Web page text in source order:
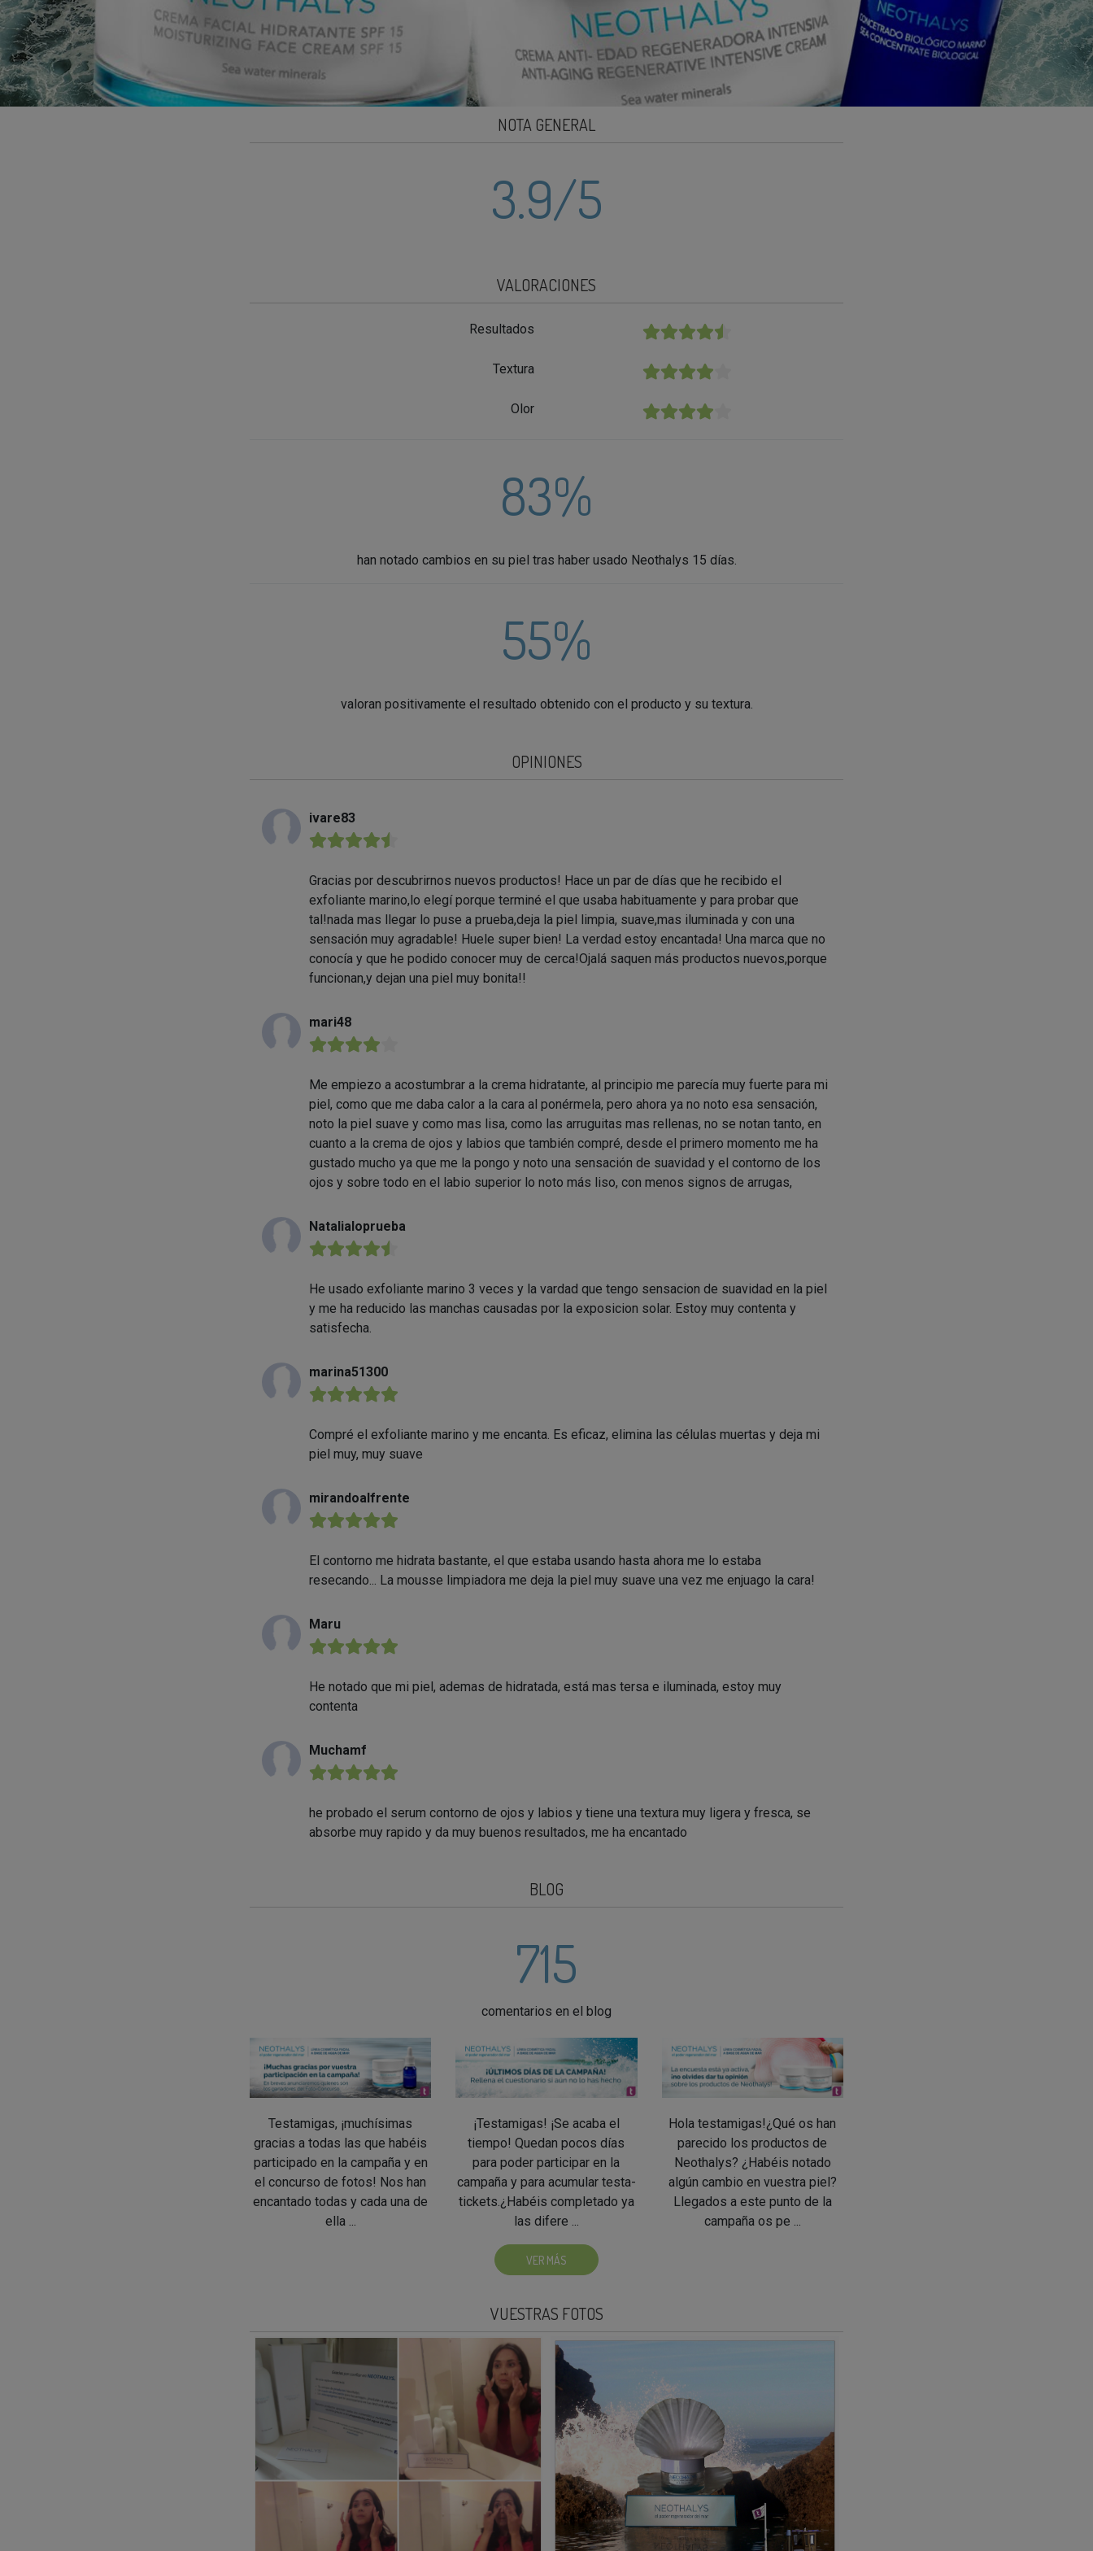
NOTA GENERAL
3.9/5
VALORACIONES
Resultados ★★★★★
Textura ★★★★★
Olor ★★★★★
83%
han notado cambios en su piel tras haber usado Neothalys 15 días.
55%
valoran positivamente el resultado obtenido con el producto y su textura.
OPINIONES
ivare83
★★★★★
Gracias por descubrirnos nuevos productos! Hace un par de días que he recibido el
exfoliante marino,lo elegí porque terminé el que usaba habituamente y para probar que
tal!nada mas llegar lo puse a prueba,deja la piel limpia, suave,mas iluminada y con una
sensación muy agradable! Huele super bien! La verdad estoy encantada! Una marca que no
conocía y que he podido conocer muy de cerca!Ojalá saquen más productos nuevos,porque
funcionan,y dejan una piel muy bonita!!
mari48
★★★★★
Me empiezo a acostumbrar a la crema hidratante, al principio me parecía muy fuerte para mi
piel, como que me daba calor a la cara al ponérmela, pero ahora ya no noto esa sensación,
noto la piel suave y como mas lisa, como las arruguitas mas rellenas, no se notan tanto, en
cuanto a la crema de ojos y labios que también compré, desde el primero momento me ha
gustado mucho ya que me la pongo y noto una sensación de suavidad y el contorno de los
ojos y sobre todo en el labio superior lo noto más liso, con menos signos de arrugas,
Natalialoprueba
★★★★★
He usado exfoliante marino 3 veces y la vardad que tengo sensacion de suavidad en la piel
y me ha reducido las manchas causadas por la exposicion solar. Estoy muy contenta y
satisfecha.
marina51300
★★★★★
Compré el exfoliante marino y me encanta. Es eficaz, elimina las células muertas y deja mi
piel muy, muy suave
mirandoalfrente
★★★★★
El contorno me hidrata bastante, el que estaba usando hasta ahora me lo estaba
resecando... La mousse limpiadora me deja la piel muy suave una vez me enjuago la cara!
Maru
★★★★★
He notado que mi piel, ademas de hidratada, está mas tersa e iluminada, estoy muy
contenta
Muchamf
★★★★★
he probado el serum contorno de ojos y labios y tiene una textura muy ligera y fresca, se
absorbe muy rapido y da muy buenos resultados, me ha encantado
BLOG
715
comentarios en el blog
Testamigas, ¡muchísimas
gracias a todas las que habéis
participado en la campaña y en
el concurso de fotos! Nos han
encantado todas y cada una de
ella ...
¡Testamigas! ¡Se acaba el
tiempo! Quedan pocos días
para poder participar en la
campaña y para acumular testa-
tickets.¿Habéis completado ya
las difere ...
Hola testamigas!¿Qué os han
parecido los productos de
Neothalys? ¿Habéis notado
algún cambio en vuestra piel?
Llegados a este punto de la
campaña os pe ...
VER MÁS
VUESTRAS FOTOS